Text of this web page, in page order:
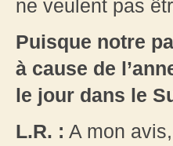
ne veulent pas
Puisque notre
à cause de
le jour dans le
L.R. : A mon